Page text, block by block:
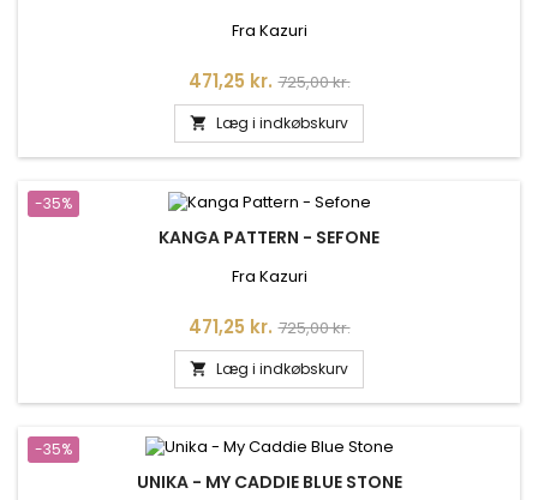
Fra Kazuri
Pris
471,25 kr. Normalpris
725,00 kr.
 Læg i indkøbskurv
-35%
KANGA PATTERN - SEFONE
Fra Kazuri
Pris
471,25 kr. Normalpris
725,00 kr.
 Læg i indkøbskurv
-35%
UNIKA - MY CADDIE BLUE STONE